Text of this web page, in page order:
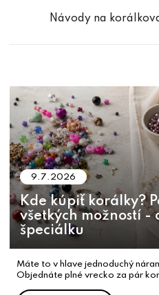
Návody na
ý
p
i
s
č
l
á
n
k
o
9.7.2026
Kde kúpiť korálky?
všetkých možností -
špeciálku
Máte to v hlave jednoduchý
Objednáte plné vrecko za pár